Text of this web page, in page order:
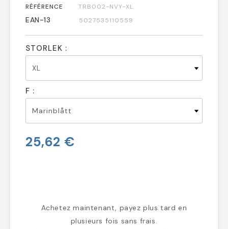
RÉFÉRENCE
TRB002-NVY-XL
EAN-13 5027535110559
STORLEK :
F :
25,62 €
Achetez maintenant, payez plus tard en
plusieurs fois sans frais.